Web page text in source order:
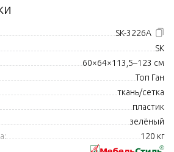
SK-3226A
SK
60×64×113,5–123 см
Топ Ган
ткань/сетка
пластик
зелёный
120 кг